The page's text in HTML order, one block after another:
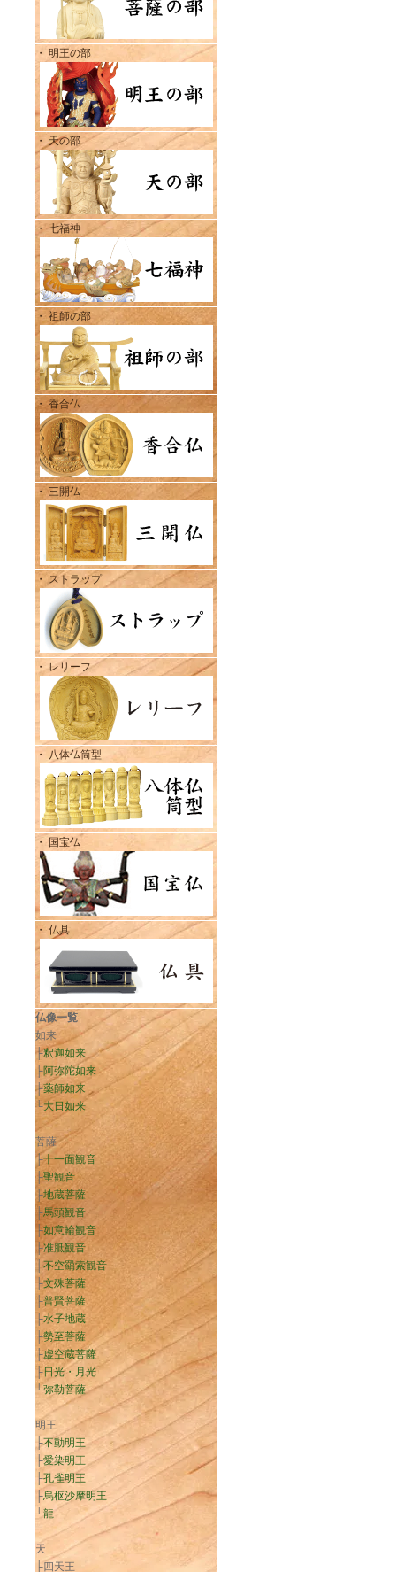
・ 明王の部
・ 天の部
・ 七福神
・ 祖師の部
・ 香合仏
・ 三開仏
・ ストラップ
・ レリーフ
・ 八体仏筒型
・ 国宝仏
・ 仏具
仏像一覧
如来
├釈迦如来
├阿弥陀如来
├薬師如来
└大日如来
菩薩
├十一面観音
├聖観音
├地蔵菩薩
├馬頭観音
├如意輪観音
├准胝観音
├不空羂索観音
├文殊菩薩
├普賢菩薩
├水子地蔵
├勢至菩薩
├虚空蔵菩薩
├日光・月光
└弥勒菩薩
明王
├不動明王
├愛染明王
├孔雀明王
├烏枢沙摩明王
└龍
天
├四天王